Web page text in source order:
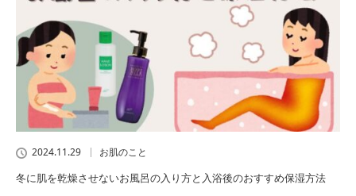
2024.11.29 お肌のこと
冬に肌を乾燥させないお風呂の入り方と入浴後のおすすめ保湿方法